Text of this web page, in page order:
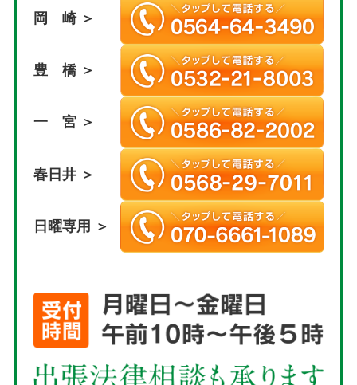
岡 崎 ＞
豊 橋 ＞
一 宮 ＞
春日井 ＞
日曜専用 ＞